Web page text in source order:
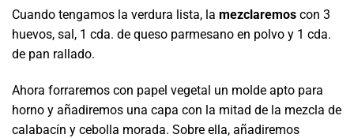
Cuando tengamos la verdura lista, la mezclaremos con 3
huevos, sal, 1 cda. de queso parmesano en polvo y 1 cda.
de pan rallado.
Ahora forraremos con papel vegetal un molde apto para
horno y añadiremos una capa con la mitad de la mezcla de
calabacín y cebolla morada. Sobre ella, añadiremos